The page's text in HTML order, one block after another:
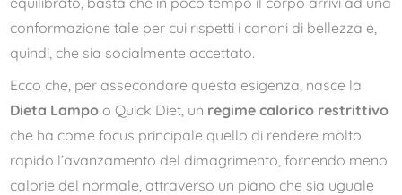
conformazione tale per cui rispetti i canoni di bellezza e,
quindi, che sia socialmente accettato.
Ecco che, per assecondare questa esigenza, nasce la
Dieta Lampo o Quick Diet, un regime calorico restrittivo
che ha come focus principale quello di rendere molto
rapido l’avanzamento del dimagrimento, fornendo meno
calorie del normale, attraverso un piano che sia uguale